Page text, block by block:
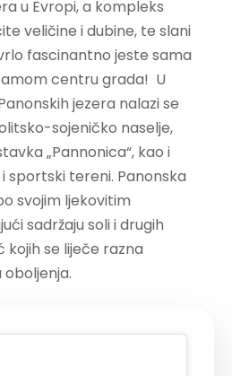
u Evropi, a kompleks
veličine i dubine, te slani
fascinantno jeste sama
centru grada! U
jezera nalazi se
sojeničko naselje,
„Pannonica“, kao i
sportski tereni. Panonska
svojim ljekovitim
sadržaju soli i drugih
kojih se liječe razna